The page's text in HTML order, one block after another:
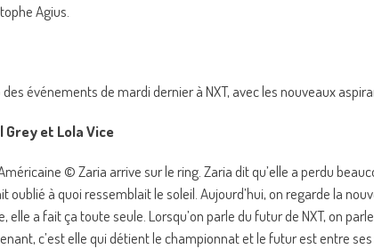
Agius.
événements de mardi dernier à NXT, avec les nouveaux
Grey et Lola Vice
© Zaria arrive sur le ring. Zaria dit qu’elle a perdu
oublié à quoi ressemblait le soleil. Aujourd’hui, on regarde la
elle a fait ça toute seule. Lorsqu’on parle du futur de NXT, on
c’est elle qui détient le championnat et le futur est entre